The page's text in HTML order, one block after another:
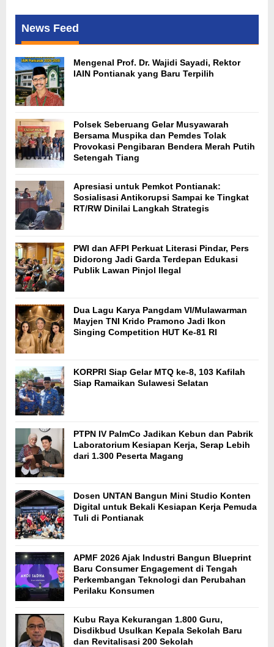
News Feed
Mengenal Prof. Dr. Wajidi Sayadi, Rektor
IAIN Pontianak yang Baru Terpilih
Polsek Seberuang Gelar Musyawarah
Bersama Muspika dan Pemdes Tolak
Provokasi Pengibaran Bendera Merah Putih
Setengah Tiang
Apresiasi untuk Pemkot Pontianak:
Sosialisasi Antikorupsi Sampai ke Tingkat
RT/RW Dinilai Langkah Strategis
PWI dan AFPI Perkuat Literasi Pindar, Pers
Didorong Jadi Garda Terdepan Edukasi
Publik Lawan Pinjol Ilegal
Dua Lagu Karya Pangdam VI/Mulawarman
Mayjen TNI Krido Pramono Jadi Ikon
Singing Competition HUT Ke-81 RI
KORPRI Siap Gelar MTQ ke-8, 103 Kafilah
Siap Ramaikan Sulawesi Selatan
PTPN IV PalmCo Jadikan Kebun dan Pabrik
Laboratorium Kesiapan Kerja, Serap Lebih
dari 1.300 Peserta Magang
Dosen UNTAN Bangun Mini Studio Konten
Digital untuk Bekali Kesiapan Kerja Pemuda
Tuli di Pontianak
APMF 2026 Ajak Industri Bangun Blueprint
Baru Consumer Engagement di Tengah
Perkembangan Teknologi dan Perubahan
Perilaku Konsumen
Kubu Raya Kekurangan 1.800 Guru,
Disdikbud Usulkan Kepala Sekolah Baru
dan Revitalisasi 200 Sekolah